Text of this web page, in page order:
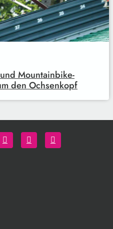
Mountainbike-
den Ochsenkopf